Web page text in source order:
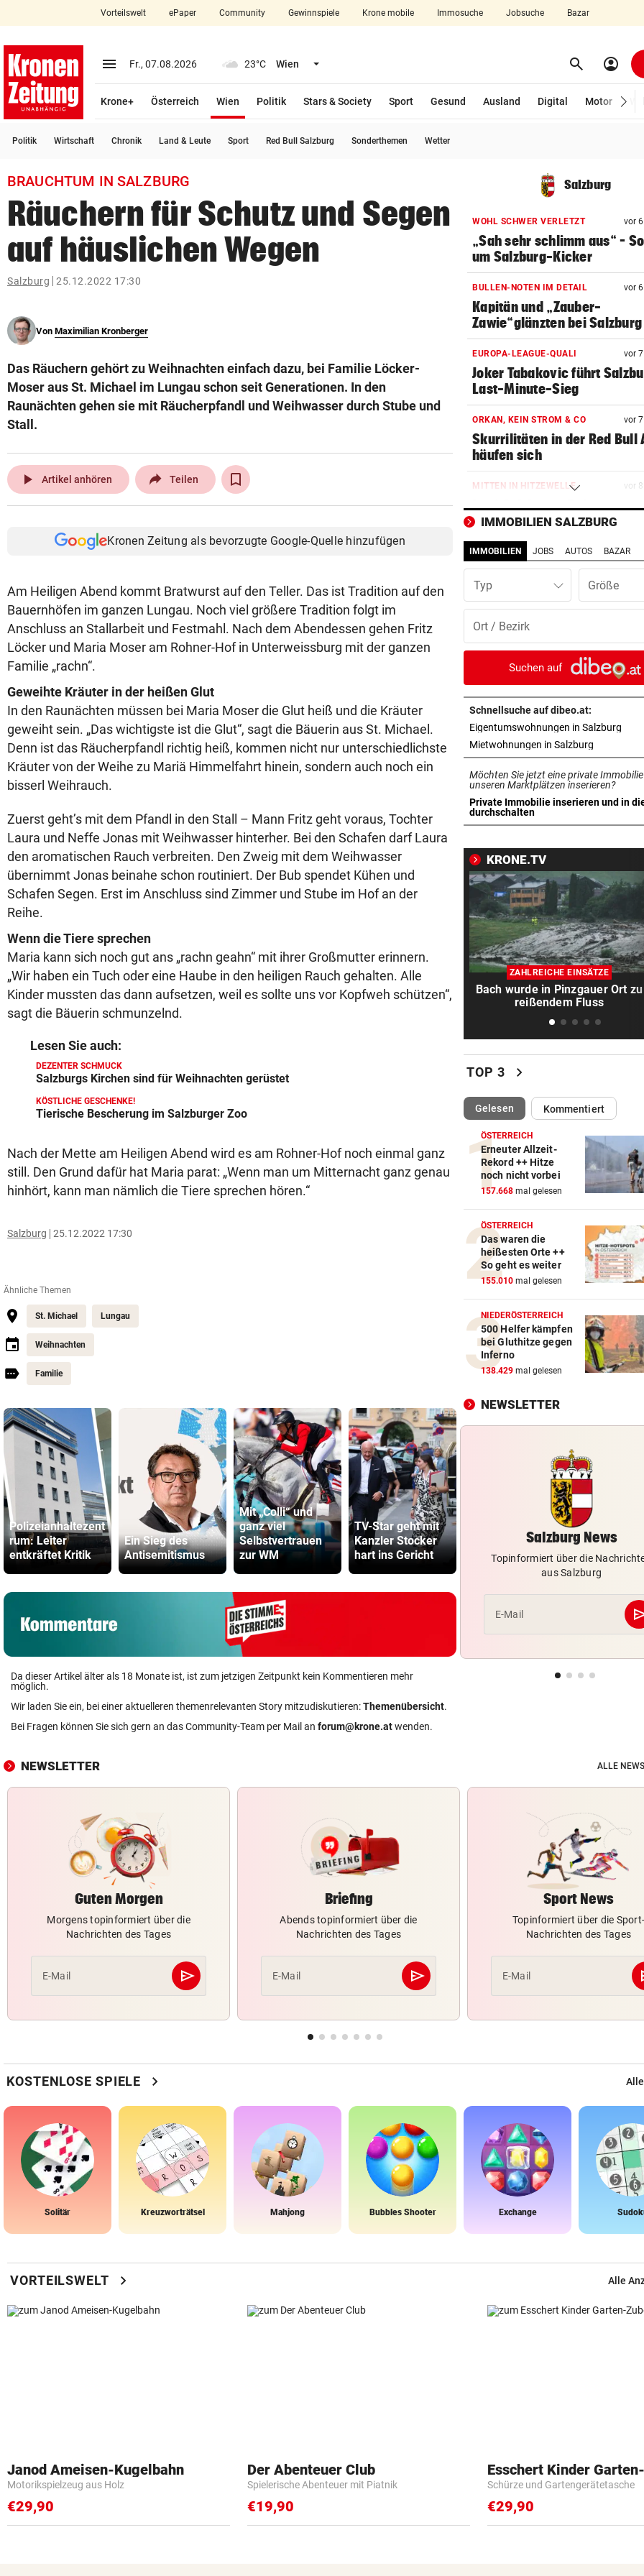
closeSchließen
account_circle Anmelden
arrow_right
bookmark
Suchbegriff
eingeben
© Krone Multimedia GmbH & Co KG 2026
Vorteilswelt ePaper Community Gewinnspiele Krone mobile Immosuche Jobsuche Bazar
menu Menü aufklappen
Fr., 07.08.2026 23°C Wien Menü aufklappen search Suchen
account_circle
Krone+ Österreich Wien
Politik
Stars & Society Sport Gesund Ausland Digital Motor
Politik Wirtschaft Chronik Land & Leute Sport Red Bull Salzburg Sonderthemen Wetter
BRAUCHTUM IN SALZBURG
Räuchern für Schutz und Segen
auf häuslichen Wegen
Salzburg 25.12.2022 17:30
Von Maximilian Kronberger
Das Räuchern gehört zu Weihnachten einfach dazu, bei Familie Löcker-
Moser aus St. Michael im Lungau schon seit Generationen. In den
Raunächten gehen sie mit Räucherpfandl und Weihwasser durch Stube und
Stall.
play_arrow Artikel anhören Teilen
Kronen Zeitung als bevorzugte Google-Quelle hinzufügen
Am Heiligen Abend kommt Bratwurst auf den Teller. Das ist Tradition auf den
Bauernhöfen im ganzen Lungau. Noch viel größere Tradition folgt im
Anschluss an Stallarbeit und Festmahl. Nach dem Abendessen gehen Fritz
Löcker und Maria Moser am Rohner-Hof in Unterweissburg mit der ganzen
Familie „rachn“.
Geweihte Kräuter in der heißen Glut
In den Raunächten müssen bei Maria Moser die Glut heiß und die Kräuter
geweiht sein. „Das wichtigste ist die Glut“, sagt die Bäuerin aus St. Michael.
Denn ist das Räucherpfandl richtig heiß, kommen nicht nur unterschiedlichste
Kräuter von der Weihe zu Mariä Himmelfahrt hinein, sondern auch noch ein
bisserl Weihrauch.
Zuerst geht’s mit dem Pfandl in den Stall – Mann Fritz geht voraus, Tochter
Laura und Neffe Jonas mit Weihwasser hinterher. Bei den Schafen darf Laura
den aromatischen Rauch verbreiten. Den Zweig mit dem Weihwasser
übernimmt Jonas beinahe schon routiniert. Der Bub spendet Kühen und
Schafen Segen. Erst im Anschluss sind Zimmer und Stube im Hof an der
Reihe.
Wenn die Tiere sprechen
Maria kann sich noch gut ans „rachn geahn“ mit ihrer Großmutter erinnern.
„Wir haben ein Tuch oder eine Haube in den heiligen Rauch gehalten. Alle
Kinder mussten das dann aufsetzen, weil es sollte uns vor Kopfweh schützen“,
sagt die Bäuerin schmunzelnd.
Lesen Sie auch:
DEZENTER SCHMUCK
Salzburgs Kirchen sind für Weihnachten gerüstet
KÖSTLICHE GESCHENKE!
Tierische Bescherung im Salzburger Zoo
Nach der Mette am Heiligen Abend wird es am Rohner-Hof noch einmal ganz
still. Den Grund dafür hat Maria parat: „Wenn man um Mitternacht ganz genau
hinhört, kann man nämlich die Tiere sprechen hören.“
Salzburg 25.12.2022 17:30
Ähnliche Themen
St. Michael Lungau
Weihnachten
Familie
Polizeianhaltezent
rum: Leiter
entkräftet Kritik
Ein Sieg des
Antisemitismus
Mit „Colli“ und
ganz viel
Selbstvertrauen
zur WM
TV-Star geht mit
Kanzler Stocker
hart ins Gericht
schickte obszöne
Teenager
Katzentöter-
Anwalt:
viel Hass
begegnet“
Da dieser Artikel älter als 18 Monate ist, ist zum jetzigen Zeitpunkt kein Kommentieren mehr
möglich.
Wir laden Sie ein, bei einer aktuelleren themenrelevanten Story mitzudiskutieren:Themenübersicht.
Bei Fragen können Sie sich gern an das Community-Team per Mail an forum@krone.atwenden.
Salzburg
WOHL SCHWER VERLETZT vor
„Sah sehr schlimm aus“ –
um Salzburg-Kicker
BULLEN-NOTEN IM DETAIL vor
Kapitän und „Zauber-
Zawie“glänzten bei Salzburg
EUROPA-LEAGUE-QUALI vor
Joker Tabakovic führt
Last-Minute-Sieg
ORKAN, KEIN STROM & CO vor
Skurrilitäten in der Red Bull
häufen sich
MITTEN IN HITZEWELLE vor
Irre! Salzburg – Pafos wegen
Sintflut unterbrochen
WAS FÜR EINE KLATSCHE! vor 10
TV-Star geht mit Kanzler
hart ins Gericht
vor
reißendem Fluss
PAUSENGESPRÄCH vor
Kissin kennt bei den
keine Routine
LEIPZIGS SEIWALD
„Er ist wie der Liebling aller
Schwiegermütter!“
PANZER ANGEKNABBERT
vor eigenem Hund
OPERN-SCHNELLCHECK vor 13
Was Sie wissen müssen:
„Così fan tutte“
„KRONE“-INTERVIEW vor
„Werden beweisen, dass wir
gute Truppe haben“
„Daheim juckt es keinen, wie
gespielt haben“
TÜR VEREITELT ÜBERFALL vor
Tollpatschiger Räuber muss
sieben Jahre absitzen
Anif will in Salzburger Liga
voll angreifen
ERWARTETE RÜCKKEHR vor
Neue Chance für eine der
beliebtesten Mozart-Opern
NÄCHTLICHE RETTUNG vor
Bergsteiger (38) verirrte
BLITZEINSCHLÄGE
Waldbrände forderten
SOMALIER VERURTEILT
Überfall mit Pistolen auf dem
Überfuhrsteg: Haft!
IMMOBILIEN SALZBURG
IMMOBILIEN JOBS AUTOS BAZAR
Typ
Suchen auf
Schnellsuche auf dibeo.at:
Eigentumswohnungen in Salzburg
Mietwohnungen in Salzburg
Möchten Sie jetzt eine private
unseren Marktplätzen inserieren?
Private Immobilie inserieren und in
durchschalten
in neuem Tab öffnen
KRONE.TV
ZAHLREICHE EINSÄTZE
Bach wurde in Pinzgauer Ort zu
reißendem Fluss
TOP 3 chevron_right
Gelesen(ausgewählt)Kommentiert
ÖSTERREICH
Erneuter Allzeit-
Rekord ++ Hitze
noch nicht vorbei
157.668 mal gelesen
ÖSTERREICH
Das waren die
heißesten Orte ++
So geht es weiter
155.010 mal gelesen
NIEDERÖSTERREICH
500 Helfer kämpfen
bei Gluthitze gegen
Inferno
138.429 mal gelesen
NEWSLETTER
Salzburg News
Topinformiert über die
aus Salzburg
E-Mail
NEWSLETTER ALLE
Guten Morgen
Morgens topinformiert über die
Nachrichten des Tages
E-Mail send
Abschicken
Briefing
Abends topinformiert über die
Nachrichten des Tages
E-Mail send
Abschicken
Sport News
Topinformiert über die Sport-
Nachrichten des Tages
E-Mail
KOSTENLOSE SPIELE chevron_right
Solitär Kreuzworträtsel Mahjong Bubbles Shooter Exchange
VORTEILSWELT chevron_right Alle
Janod Ameisen-Kugelbahn
Motorikspielzeug aus Holz
€29,90
Der Abenteuer Club
Spielerische Abenteuer mit Piatnik
€19,90
Esschert Kinder Garten-
Schürze und Gartengerätetasche
€29,90